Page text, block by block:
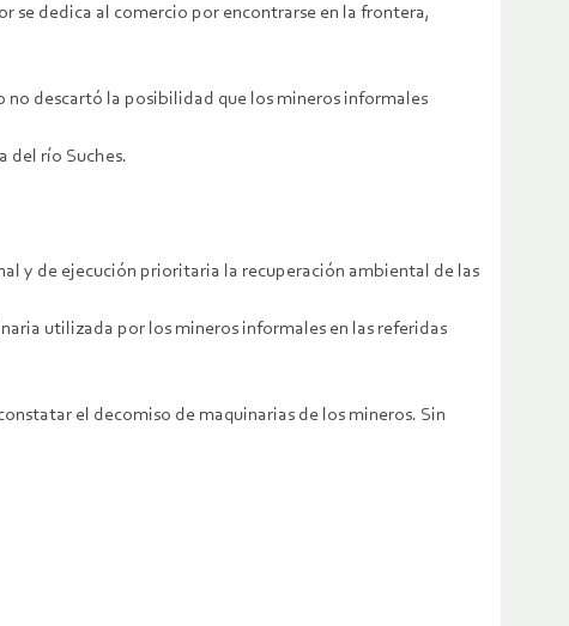
se dedica al comercio por encontrarse en la frontera,
descartó la posibilidad que los mineros informales
del río Suches.
y de ejecución prioritaria la recuperación ambiental de las
utilizada por los mineros informales en las referidas
el decomiso de maquinarias de los mineros. Sin